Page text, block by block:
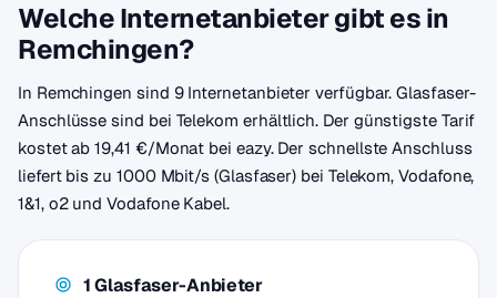
Welche Internetanbieter gibt es in
Remchingen?
In Remchingen sind 9 Internetanbieter verfügbar. Glasfaser-
Anschlüsse sind bei Telekom erhältlich. Der günstigste Tarif
kostet ab 19,41 €/Monat bei eazy. Der schnellste Anschluss
liefert bis zu 1000 Mbit/s (Glasfaser) bei Telekom, Vodafone,
1&1, o2 und Vodafone Kabel.
1 Glasfaser-Anbieter